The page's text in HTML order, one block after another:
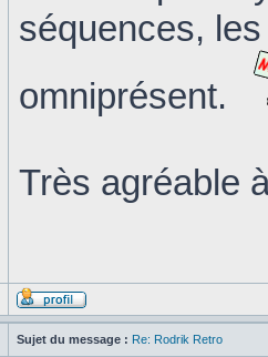
séquences,
omniprésent.
Très agréable
Sujet du message : Re: Rodrik Retro